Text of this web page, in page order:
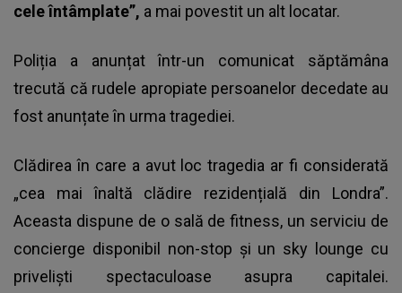
cele întâmplate”, a mai povestit un alt locatar.
Poliția a anunțat într-un comunicat săptămâna
trecută că rudele apropiate persoanelor decedate au
fost anunțate în urma tragediei.
Clădirea în care a avut loc tragedia ar fi considerată
„cea mai înaltă clădire rezidențială din Londra”.
Aceasta dispune de o sală de fitness, un serviciu de
concierge disponibil non-stop și un sky lounge cu
priveliști spectaculoase asupra capitalei.